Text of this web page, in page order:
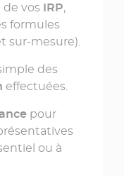
vos IRP,
formules
sur-mesure).
des
effectuées.
pour
ou à